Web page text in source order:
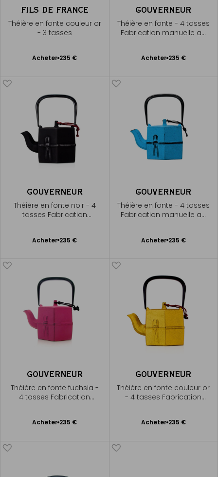
FILS DE FRANCE
Théière en fonte couleur or
- 3 tasses
Acheter 235 €
Ajouter
GOUVERNEUR
Théière en fonte - 4 tasses
Fabrication manuelle au
Acheter 235 €
Ajouter
GOUVERNEUR
Théière en fonte noir - 4
tasses Fabrication
Acheter 235 €
Ajouter
GOUVERNEUR
Théière en fonte - 4 tasses
Fabrication manuelle au
Acheter 235 €
Ajouter
GOUVERNEUR
Théière en fonte fuchsia -
4 tasses Fabrication
Acheter 235 €
Ajouter
GOUVERNEUR
Théière en fonte couleur or
- 4 tasses Fabrication
Acheter 235 €
Ajouter